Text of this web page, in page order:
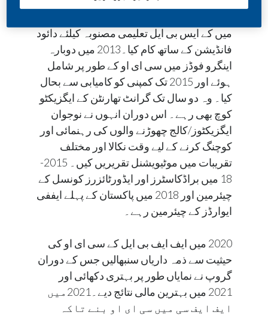
میں کے ایس بی ایل تعلیمی مصنوبہ کیلئے دائود
فانڈیشن کے ساتھ کام کیا۔2013 میں دوبارہ
اینگرو فوڈز میں سی ای او کے طور پر شامل
ہوئے اور 2015 تک کمپنی کو کامیابی سے بحال
کیا۔ وہ دو سال تک گرانٹ تھارنٹن کے ایگزیکٹو
کوچ بھی رہے۔ اس دوران انہوں نے نوجوان
ایگزیکٹوز/کالج چھوڑنے والوں کی رہنمائی اور
کوچنگ کرنے کے لیے وقت نکالا اور مختلف
تقریبات میں موٹیویشنل تقریریں کیں۔ 2015-
18 میں براڈکاسٹرز اور ایڈورٹائزرز کونسل کے
چیئرمین اور 2018 میں پاکستان کے پہلے ایففی
ایوارڈز کے چیئرمین رہے۔
2020 میں ایف ایف بی ایل کے سی ای او کی
حیثیت سے ذمہ داریاں سنبھالیں جس کے دوران
گروپ نے نمایاں طور پر بہتری دکھائی اور
2021 میں بہترین مالی نتائج دیے۔2021میں
ایف ایف سی میں سی ای او بنے تاکہ